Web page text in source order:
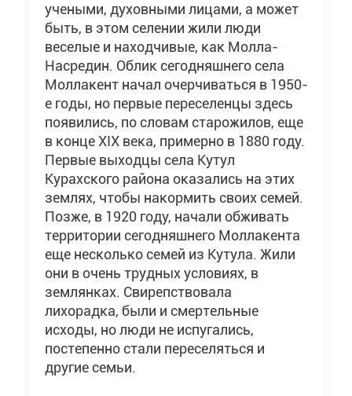
учеными, духовными лицами, а может
быть, в этом селении жили люди
веселые и находчивые, как Молла-
Насредин. Облик сегодняшнего села
Моллакент начал очерчиваться в 1950-
е годы, но первые переселенцы здесь
появились, по словам старожилов, еще
в конце XIX века, примерно в 1880 году.
Первые выходцы села Кутул
Курахского района оказались на этих
землях, чтобы накормить своих семей.
Позже, в 1920 году, начали обживать
территории сегодняшнего Моллакента
еще несколько семей из Кутула. Жили
они в очень трудных условиях, в
землянках. Свирепствовала
лихорадка, были и смертельные
исходы, но люди не испугались,
постепенно стали переселяться и
другие семьи.